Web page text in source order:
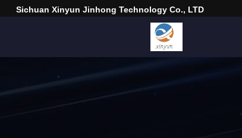
Sichuan Xinyun Jinhong Technology Co., LTD